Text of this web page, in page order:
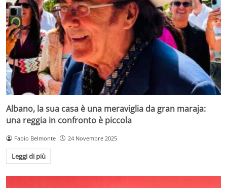
Albano, la sua casa è una meraviglia da gran maraja:
una reggia in confronto è piccola
Fabio Belmonte 24 Novembre 2025
Leggi di più